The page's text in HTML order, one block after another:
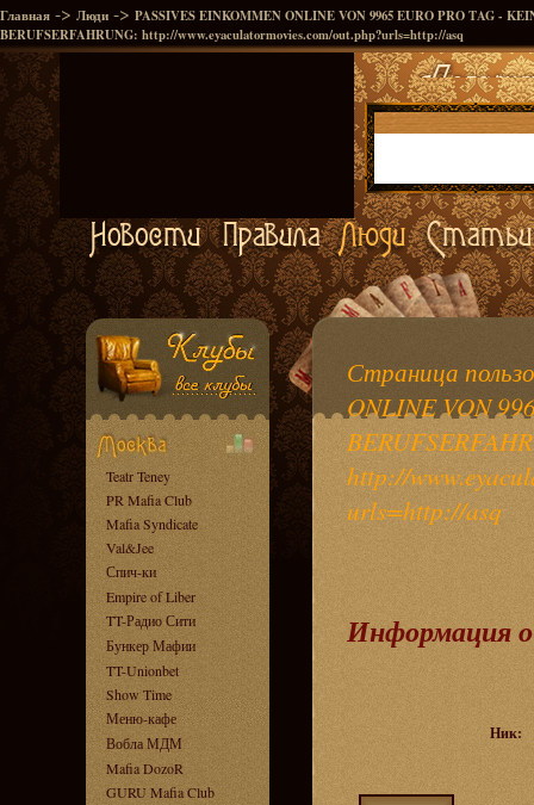
Главная -> Люди -> PASSIVES EINKOMMEN ONLINE VON 9965 EURO PRO TAG -
BERUFSERFAHRUNG: http://www.eyaculatormovies.com/out.php?urls=http://asq
Teatr Teney
PR Mafia Club
Mafia Syndicate
Val&Jee
Спич-ки
Empire of Liber
TT-Радио Сити
Бункер Мафии
TT-Unionbet
Show Time
Меню-кафе
Вобла МДМ
Mafia DozoR
GURU Mafia Club
Страница
ONLINE VON
http://
urls=http://asq
Информация о
Ник: